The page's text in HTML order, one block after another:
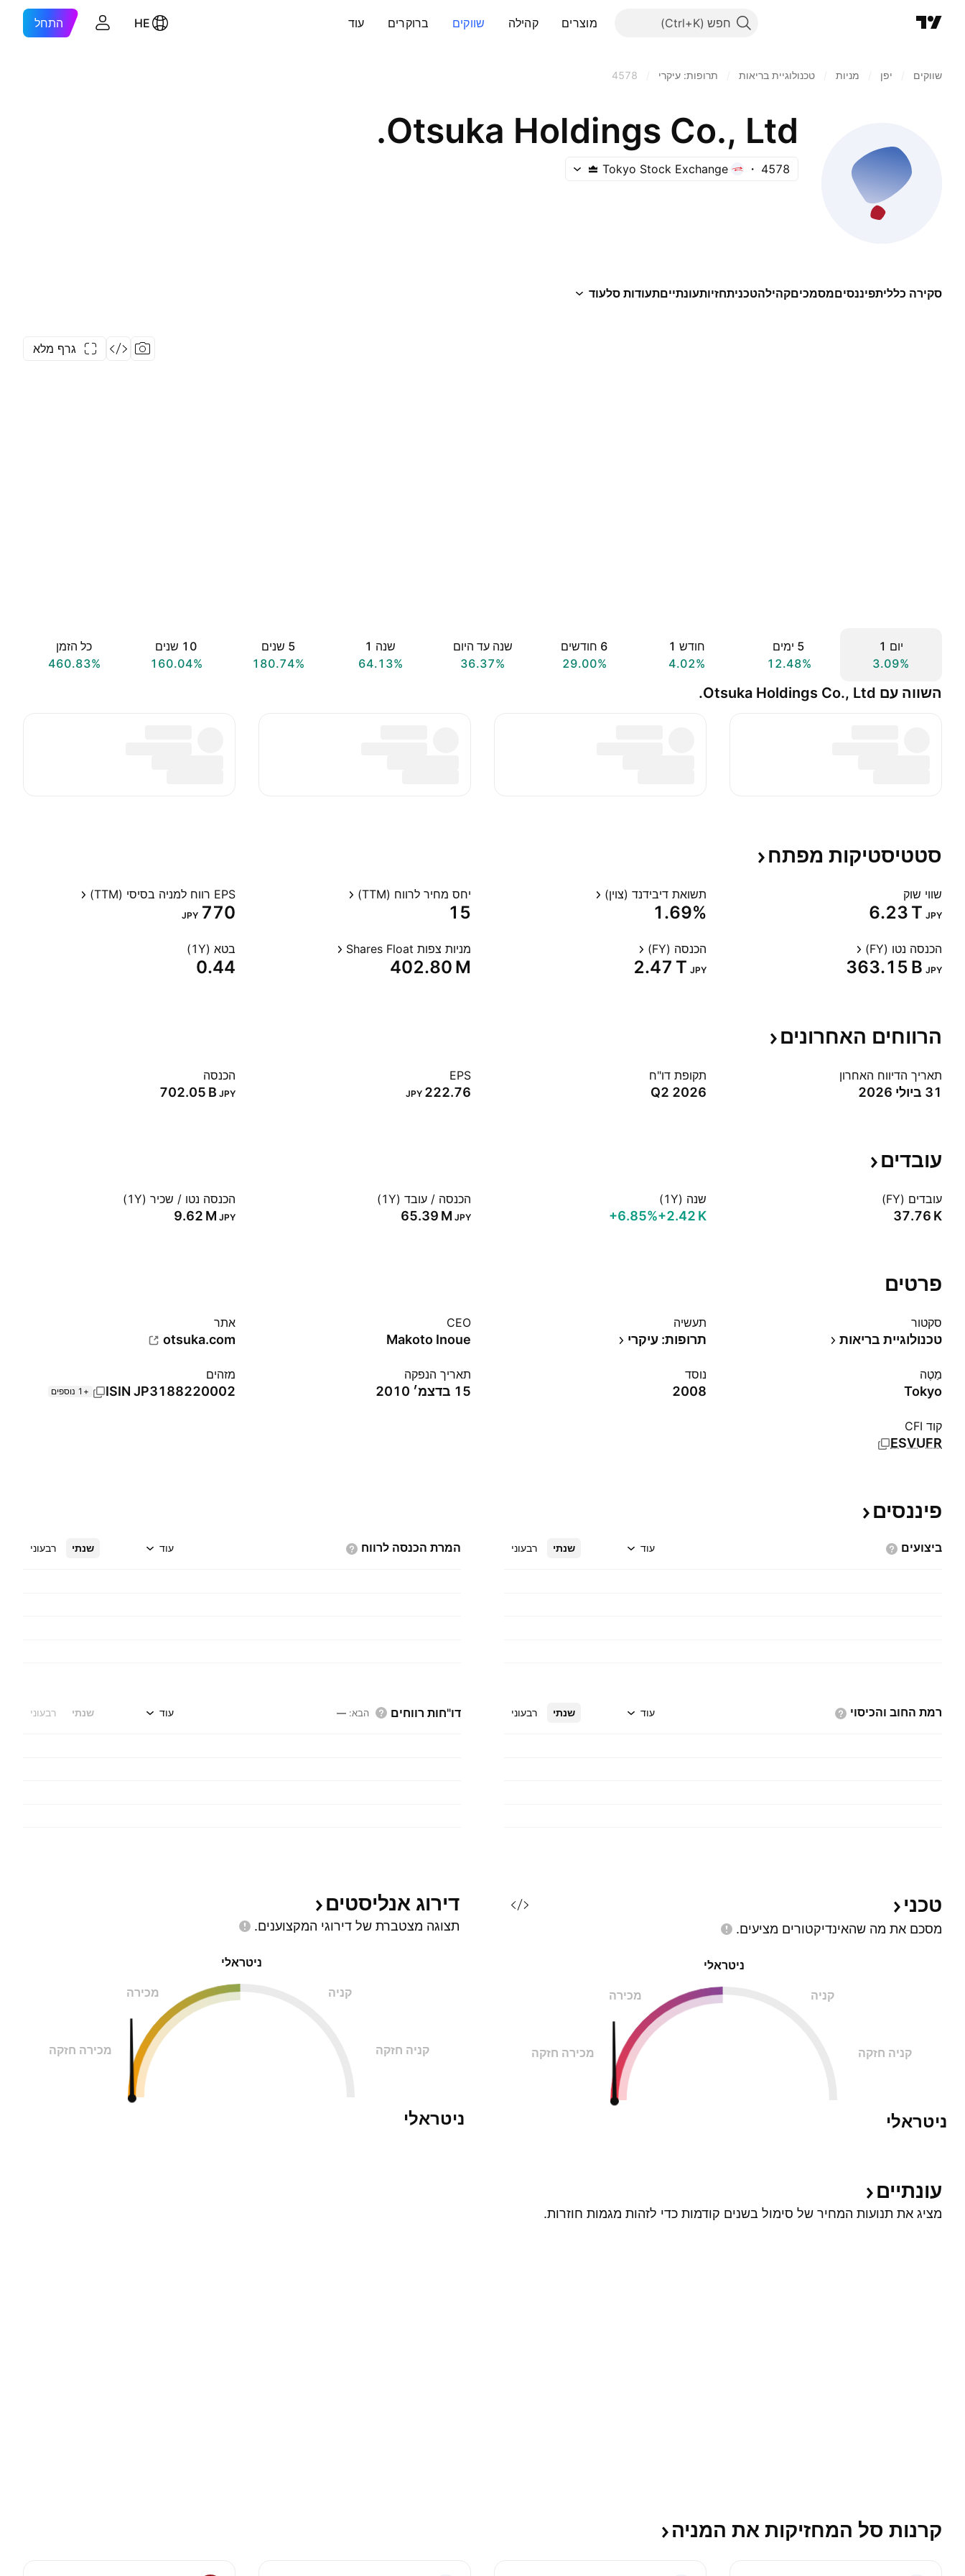
חפש מוצרים קהילה שווקים ברוקרים עוד HE התחל
שווקים יפן‏ מניות‏ טכנולוגיית בריאות תרופות: עיקרי 4578
Otsuka Holdings Co., Ltd.
4578
Tokyo Stock Exchange
סקירה כלליתפיננסיםמסמכיםקהילהטכניתחזיותעונתייםתעודות סלעוד
גרף מלא
יום ‎1‎
3.09%
‎5‎ ימים
12.48%
חודש ‎1‎
4.02%
‎6‎ חודשים
29.00%
שנה עד היום
36.37%
שנה ‎1‎
64.13%
‎5‎ שנים
180.74%
‎10‎ שנים
160.04%
כל הזמן
460.83%
השווה עם Otsuka Holdings Co., Ltd.
סטטיסטיקות מפתח
שווי שוק
‪6.23 T‬ JPY
תשואת דיבידנד (צוין)
1.69%
יחס מחיר לרווח (TTM)
15
EPS רווח למניה בסיסי (TTM)
770
JPY
הכנסה נטו (FY)
‪363.15 B‬ JPY
הכנסה (FY)
‪2.47 T‬ JPY
מניות צפות Shares Float
‪402.80 M‬
בטא (1Y)
0.44
הרווחים האחרונים
תאריך הדיווח האחרון
31 ביולי 2026
תקופת דו"ח
Q2 2026
EPS
222.76
JPY
הכנסה
‪702.05 B‬ JPY
עובדים
עובדים (FY)
‪37.76 K‬
שנה (1Y)
‪+2.42 K‬
‪+6.85%‬
הכנסה / עובד (1Y)
‪65.39 M‬ JPY
הכנסה נטו / שכיר (1Y)
‪9.62 M‬ JPY
פרטים
סקטור
טכנולוגיית בריאות
תעשיה
תרופות: עיקרי
CEO
Makoto Inoue
אתר‏
otsuka.com
מַטֶה
Tokyo
נוסד
2008
תאריך הנפקה
15 בדצמ׳ 2010
מזהים
ISIN JP3188220002 +1 נוספים
קוד CFI
ESVUFR
פיננסים
ביצועים שנתי רבעוני עוד המרת הכנסה לרווח שנתי רבעוני עוד
רמת החוב והכיסוי שנתי רבעוני עוד דו"חות רווחים הבא:
— שנתי רבעוני עוד
טכני
מסכם את מה שהאינדיקטורים מציעים.
ניטראלי
מכירה קניה
מכירה חזקה קניה חזקה
ניטראלי
דירוג אנליסטים
תצוגה מצטברת של דירוגי המקצוענים.
ניטראלי
מכירה קניה
מכירה חזקה קניה חזקה
ניטראלי
עונתיים
מציג את תנועות המחיר של סימול בשנים קודמות כדי לזהות מגמות חוזרות.
קרנות סל המחזיקות את המניה